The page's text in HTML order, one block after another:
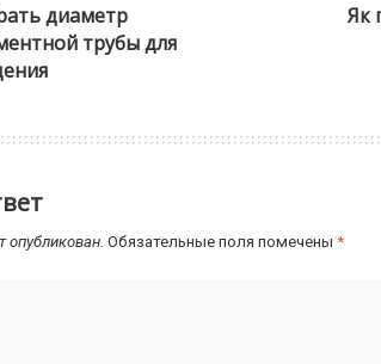
диаметр
трубы для
Як
опубликован. Обязательные поля помечены *